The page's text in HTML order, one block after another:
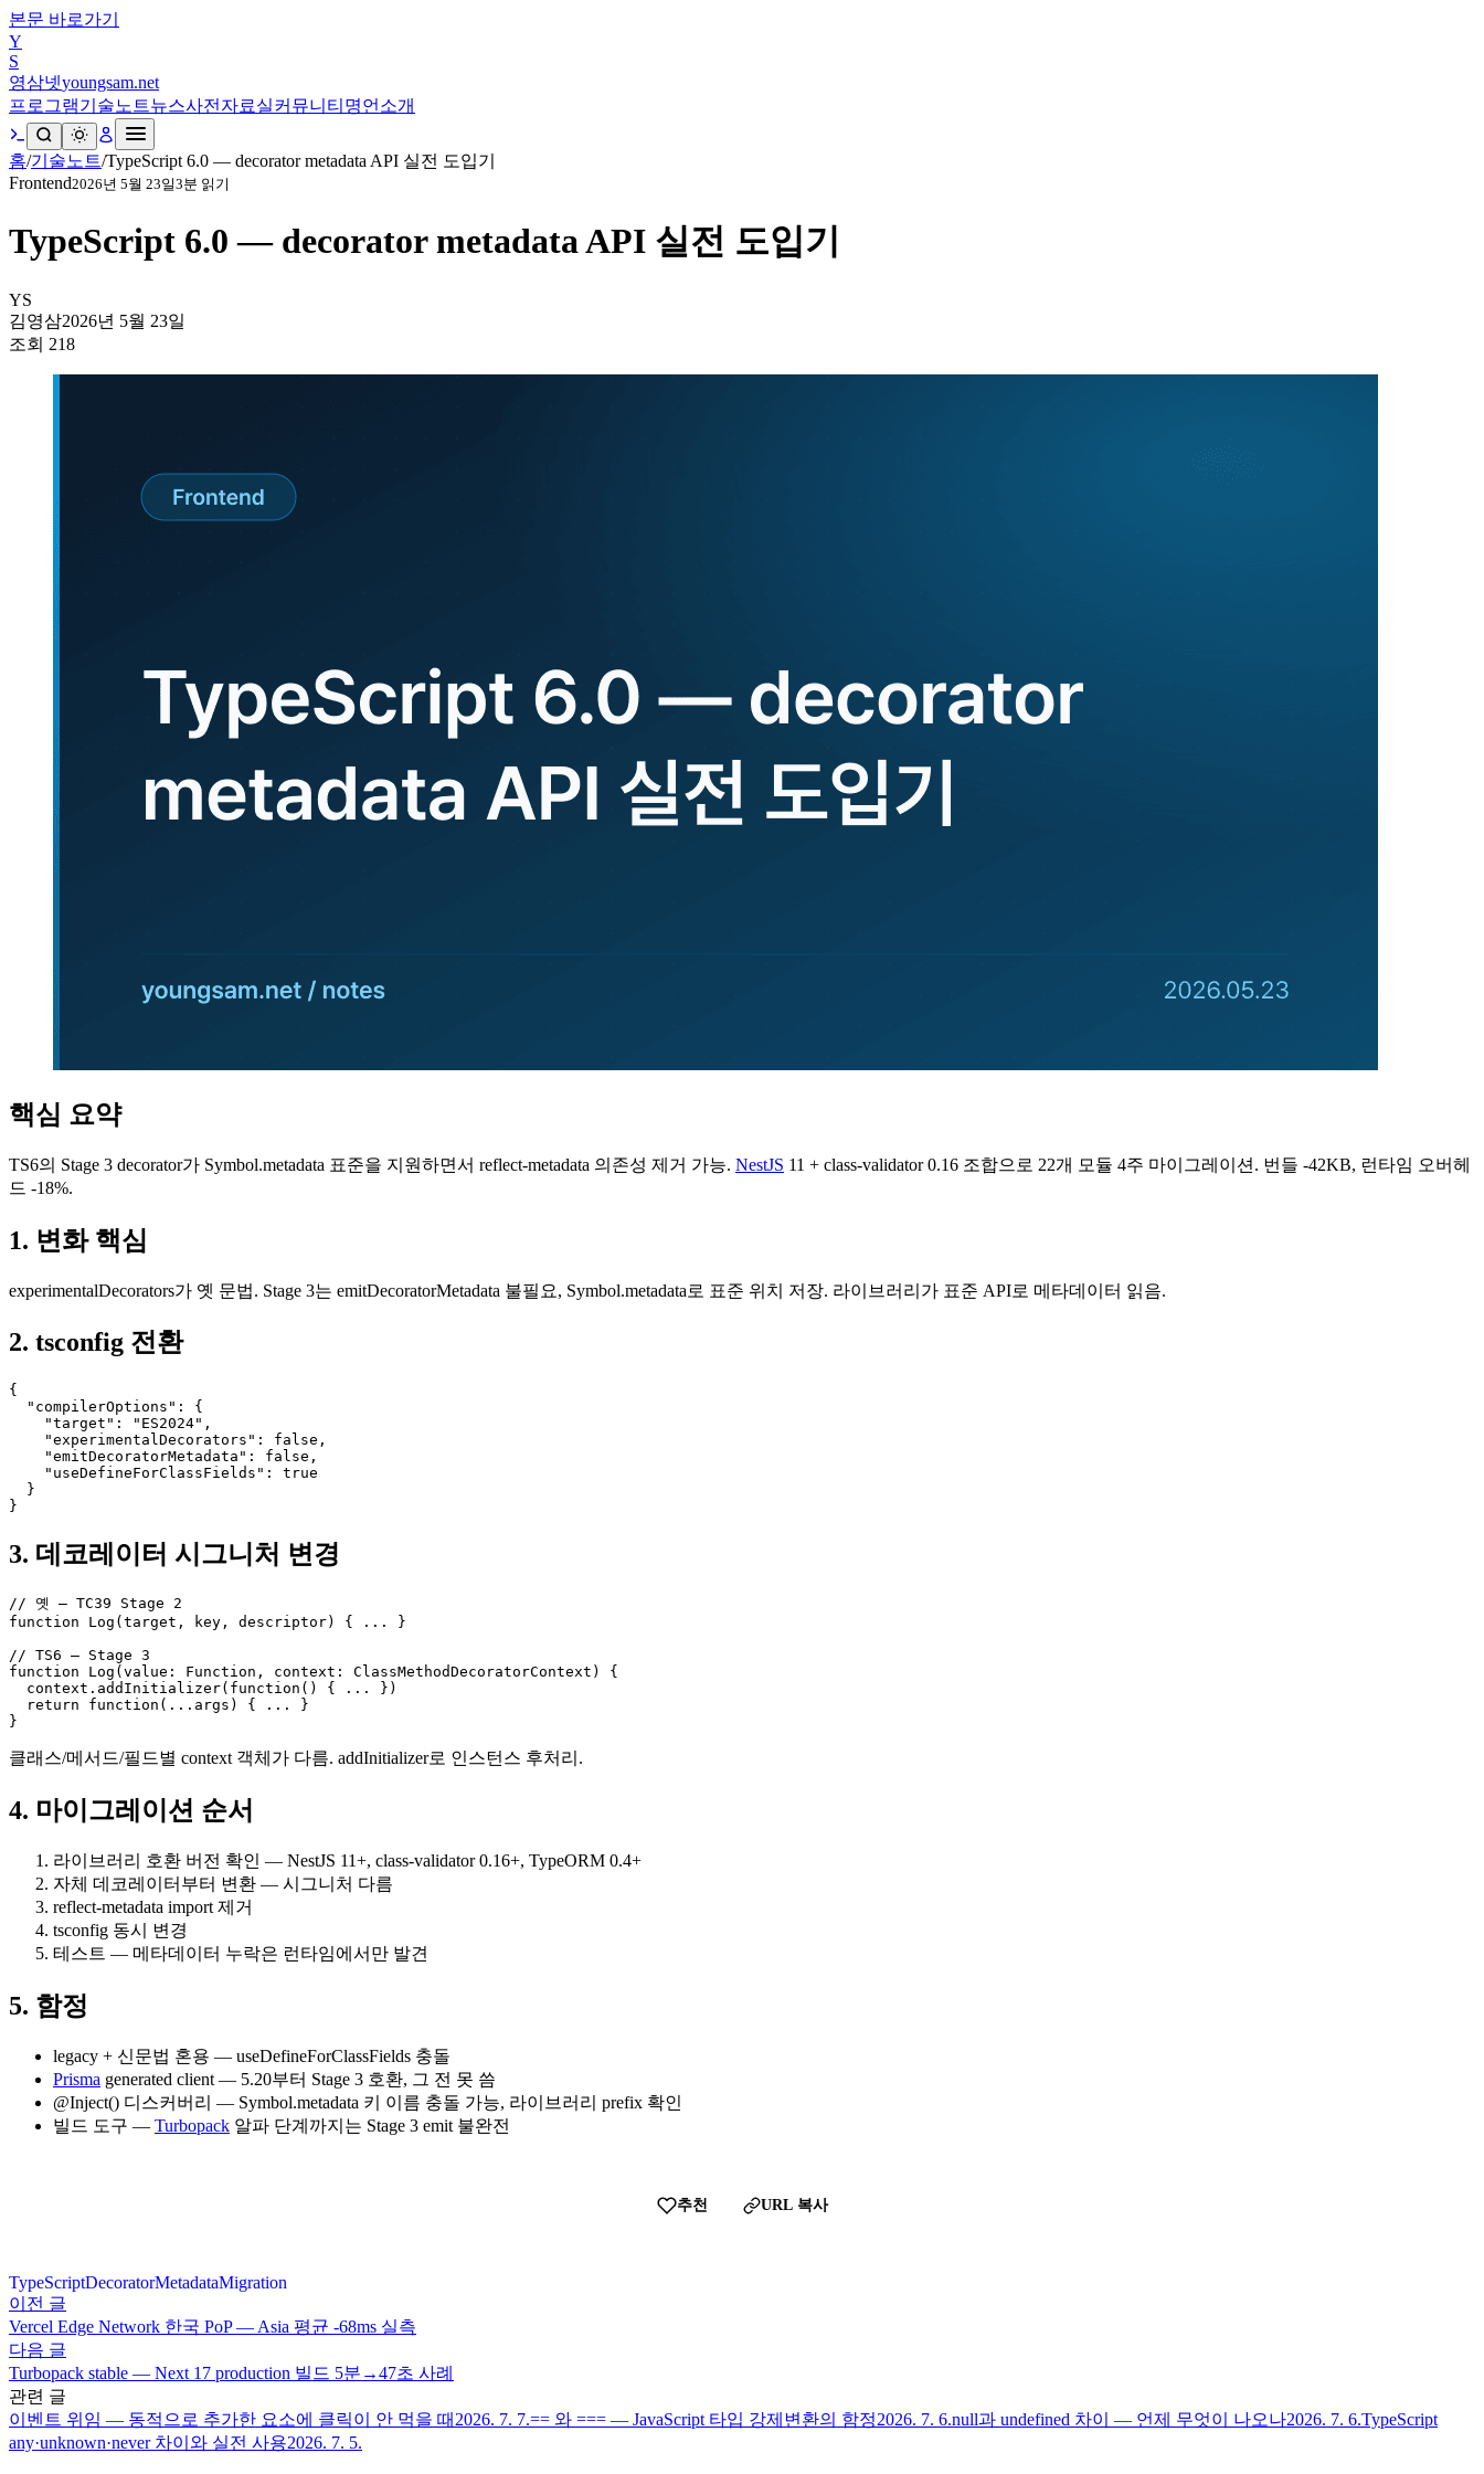
본문 바로가기
Y
S
영삼넷youngsam.net
프로그램기술노트뉴스사전 자료실커뮤니티 명언 소개
홈/기술노트/TypeScript 6.0 — decorator metadata API 실전 도입기
Frontend2026년 5월 23일3분 읽기
TypeScript 6.0 — decorator metadata API 실전 도입기
YS
김영삼2026년 5월 23일
조회 218
핵심 요약
TS6의 Stage 3 decorator가 Symbol.metadata 표준을 지원하면서 reflect-metadata 의존성 제거 가능. NestJS 11 + class-validator 0.16 조합으로 22개 모듈 4주 마이그레이션. 번들 -42KB, 런타임 오버헤
드 -18%.
1. 변화 핵심
experimentalDecorators가 옛 문법. Stage 3는 emitDecoratorMetadata 불필요, Symbol.metadata로 표준 위치 저장. 라이브러리가 표준 API로 메타데이터 읽음.
2. tsconfig 전환
{
  "compilerOptions": {
    "target": "ES2024",
    "experimentalDecorators": false,
    "emitDecoratorMetadata": false,
    "useDefineForClassFields": true
  }
}
3. 데코레이터 시그니처 변경
// 옛 — TC39 Stage 2
function Log(target, key, descriptor) { ... }
// TS6 — Stage 3
function Log(value: Function, context: ClassMethodDecoratorContext) {
  context.addInitializer(function() { ... })
  return function(...args) { ... }
}
클래스/메서드/필드별 context 객체가 다름. addInitializer로 인스턴스 후처리.
4. 마이그레이션 순서
라이브러리 호환 버전 확인 — NestJS 11+, class-validator 0.16+, TypeORM 0.4+
자체 데코레이터부터 변환 — 시그니처 다름
reflect-metadata import 제거
tsconfig 동시 변경
테스트 — 메타데이터 누락은 런타임에서만 발견
5. 함정
legacy + 신문법 혼용 — useDefineForClassFields 충돌
Prisma generated client — 5.20부터 Stage 3 호환, 그 전 못 씀
@Inject() 디스커버리 — Symbol.metadata 키 이름 충돌 가능, 라이브러리 prefix 확인
빌드 도구 — Turbopack 알파 단계까지는 Stage 3 emit 불완전
추천 URL 복사
TypeScriptDecoratorMetadataMigration
이전 글
Vercel Edge Network 한국 PoP — Asia 평균 -68ms 실측
다음 글
Turbopack stable — Next 17 production 빌드 5분→47초 사례
관련 글
이벤트 위임 — 동적으로 추가한 요소에 클릭이 안 먹을 때 2026. 7. 7.== 와 === — JavaScript 타입 강제변환의 함정2026. 7. 6.null과 undefined 차이 — 언제 무엇이 나오나2026. 7. 6.TypeScript
any·unknown·never 차이와 실전 사용2026. 7. 5.